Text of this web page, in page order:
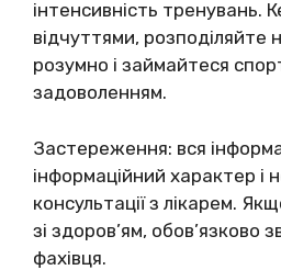
інтенсивність тренувань.
відчуттями, розподіляйте
розумно і займайтеся
задоволенням.
Застереження: вся
інформаційний характер і
консультації з лікарем.
зі здоров’ям, обов’язково
фахівця.